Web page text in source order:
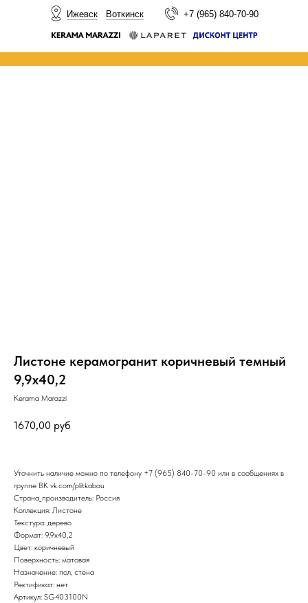
+7 (965) 840-70-90
Ижевск Воткинск
Листоне керамогранит коричневый темный
9,9х40,2
Kerama Marazzi
1670,00 руб
Уточнить наличие можно по телефону +7 (965) 840-70-90 или в сообщениях в
группе ВК vk.com/plitkabau
Страна_производитель: Россия
Коллекция: Листоне
Текстура: дерево
Формат: 9,9x40,2
Цвет: коричневый
Поверхность: матовая
Назначение: пол, стена
Ректификат: нет
Артикул: SG403100N